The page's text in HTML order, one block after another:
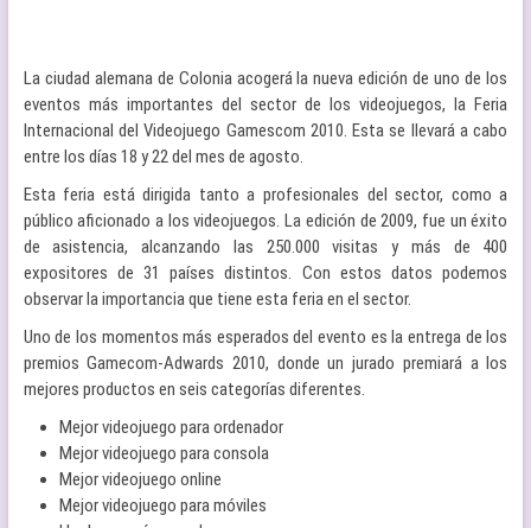
La ciudad alemana de Colonia acogerá la nueva edición de uno de los
eventos más importantes del sector de los videojuegos, la Feria
Internacional del Videojuego Gamescom 2010. Esta se llevará a cabo
entre los días 18 y 22 del mes de agosto.
Esta feria está dirigida tanto a profesionales del sector, como a
público aficionado a los videojuegos. La edición de 2009, fue un éxito
de asistencia, alcanzando las 250.000 visitas y más de 400
expositores de 31 países distintos. Con estos datos podemos
observar la importancia que tiene esta feria en el sector.
Uno de los momentos más esperados del evento es la entrega de los
premios Gamecom-Adwards 2010, donde un jurado premiará a los
mejores productos en seis categorías diferentes.
Mejor videojuego para ordenador
Mejor videojuego para consola
Mejor videojuego online
Mejor videojuego para móviles